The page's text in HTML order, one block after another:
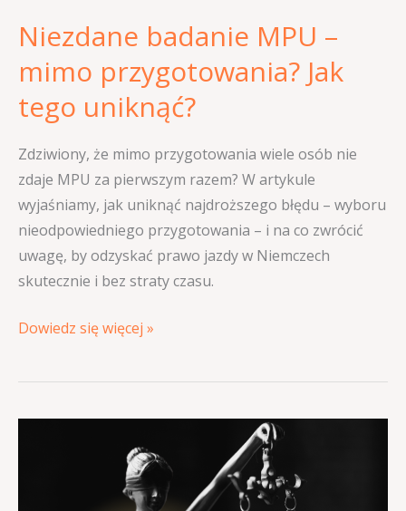
Niezdane badanie MPU –
mimo przygotowania? Jak
tego uniknąć?
Zdziwiony, że mimo przygotowania wiele osób nie
zdaje MPU za pierwszym razem? W artykule
wyjaśniamy, jak uniknąć najdroższego błędu – wyboru
nieodpowiedniego przygotowania – i na co zwrócić
uwagę, by odzyskać prawo jazdy w Niemczech
skutecznie i bez straty czasu.
Dowiedz się więcej »